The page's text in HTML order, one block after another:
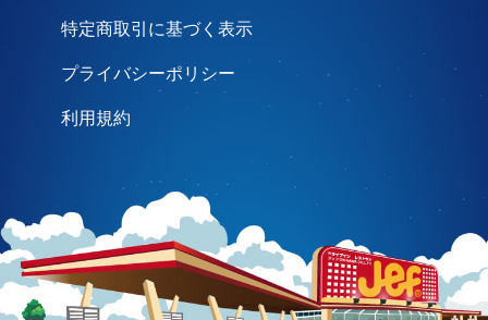
特定商取引に基づく表示
プライバシーポリシー
利用規約